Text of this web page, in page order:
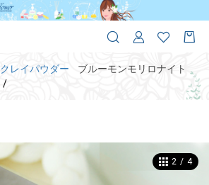
クレイパウダー ブルーモンモリロナイト
2 / 4